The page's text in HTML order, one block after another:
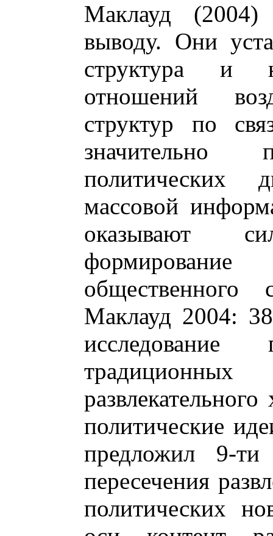
Маклауд
выводу. Они
структура и
отношений
структур по
значительно
политических
массовой
оказывают
Маклауд 2004:
исследование
политические
предложил 9-ти
пересечения
политических